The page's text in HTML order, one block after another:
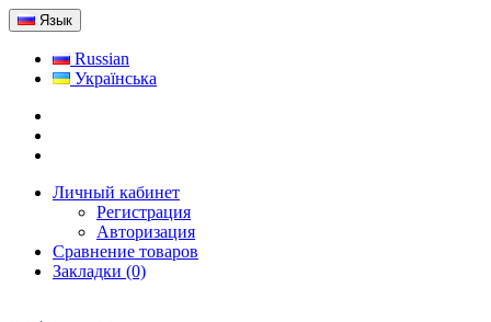
Язык
Russian
Українська
Личный кабинет
Регистрация
Авторизация
Сравнение товаров
Закладки (0)